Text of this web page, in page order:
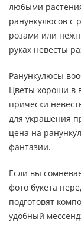
любыми
ранункулюсов с
розами или
руках невесты
Ранункулюсы
Цветы хороши в
прически
для украшения
цена на
фантазии.
Если вы
фото букета
подготовят
удобный